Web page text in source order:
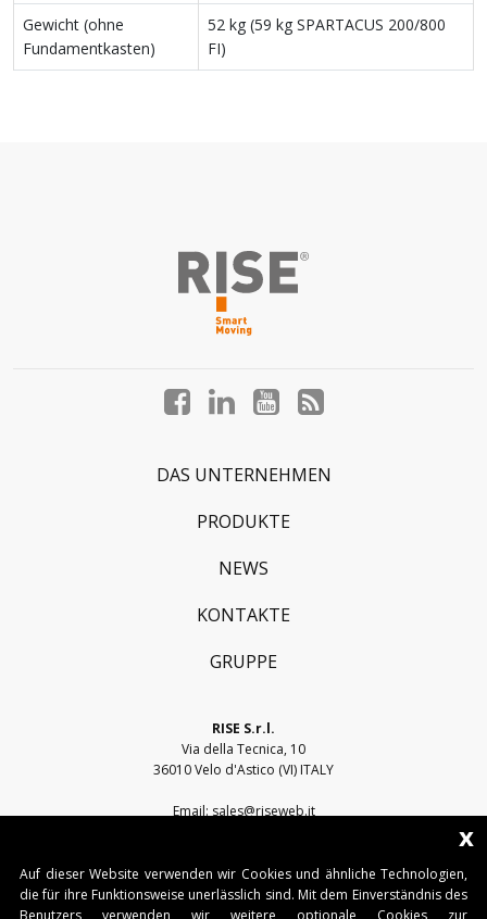
Gewicht (ohne
Fundamentkasten)
52 kg (59 kg SPARTACUS 200/800
FI)
FacebookLinkedIn YouTube
DAS UNTERNEHMEN
PRODUKTE
NEWS
KONTAKTE
GRUPPE
RISE S.r.l.
Via della Tecnica, 10
36010 Velo d'Astico (VI) ITALY
Email: sales@riseweb.it
x
Auf dieser Website verwenden wir Cookies und ähnliche Technologien,
die für ihre Funktionsweise unerlässlich sind. Mit dem Einverständnis des
Benutzers verwenden wir weitere optionale Cookies zur